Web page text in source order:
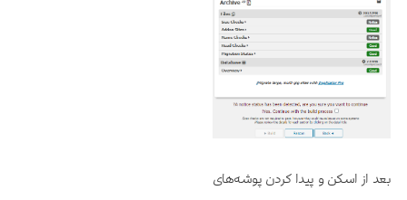
بعد از اسکن و پیدا کردن پوشه‌های